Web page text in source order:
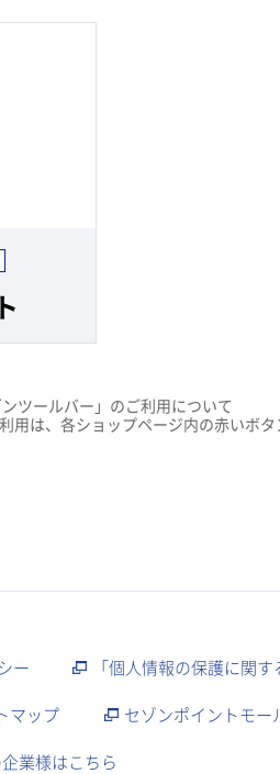
ツールバー」のご利用について
用は、各ショップページ内の赤いボ
ー 「個人情報の保護に関
マップ セゾンポイントモ
業様はこちら